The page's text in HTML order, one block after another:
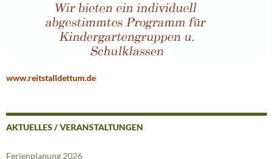
www.reitstalldettum.de
AKTUELLES / VERANSTALTUNGEN
Ferienplanung 2026